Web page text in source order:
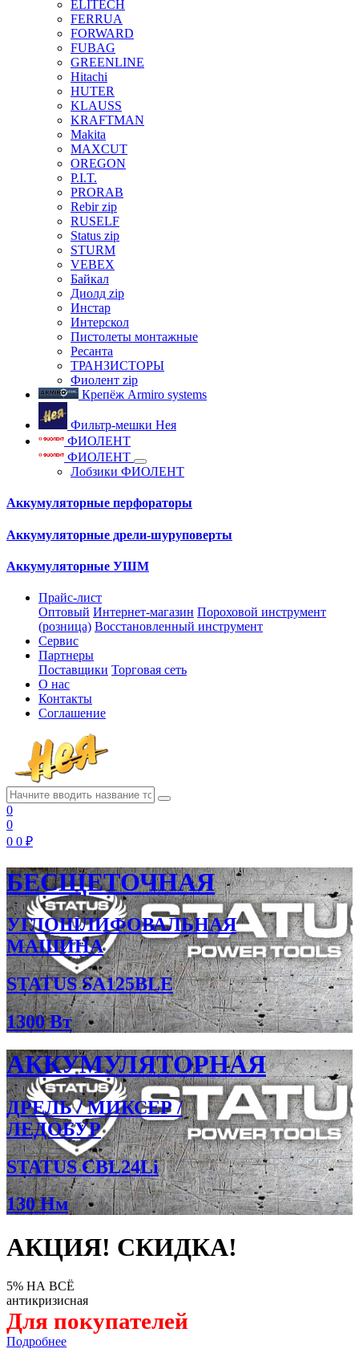
ELITECH
FERRUA
FORWARD
FUBAG
GREENLINE
Hitachi
HUTER
KLAUSS
KRAFTMAN
Makita
MAXCUT
OREGON
P.I.T.
PRORAB
Rebir zip
RUSELF
Status zip
STURM
VEBEX
Байкал
Диолд zip
Инстар
Интерскол
Пистолеты монтажные
Ресанта
ТРАНЗИСТОРЫ
Фиолент zip
Крепёж Armiro systems
Фильтр-мешки Нея
ФИОЛЕНТ
ФИОЛЕНТ
Лобзики ФИОЛЕНТ
Аккумуляторные перфораторы
Аккумуляторные дрели-шуруповерты
Аккумуляторные УШМ
Прайс-лист
Оптовый Интернет-магазин Пороховой инструмент
(розница) Восстановленный инструмент
Сервис
Партнеры
Поставщики Торговая сеть
О нас
Контакты
Соглашение
0
0
0 0 ₽
БЕСЩЕТОЧНАЯ
УГЛОШЛИФОВАЛЬНАЯ
МАШИНА
STATUS SA125BLE
1300 Вт
АККУМУЛЯТОРНАЯ
ДРЕЛЬ / МИКСЕР /
ЛЕДОБУР
STATUS CBL24Li
130 Нм
АКЦИЯ! СКИДКА!
5% НА ВСЁ
антикризисная
Для покупателей
Подробнее